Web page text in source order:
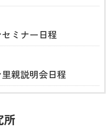
ミナー日程
親説明会日程
所